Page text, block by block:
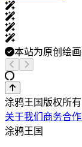
本站为原创绘
涂鸦王国版权所有
关于我们 商务合作
涂鸦王国